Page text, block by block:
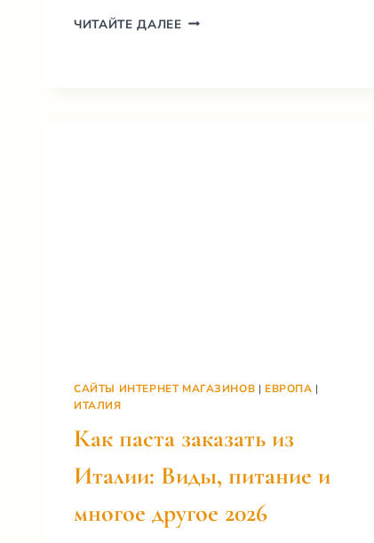
ЧИТАЙТЕ ДАЛЕЕ8
САЙТЫ ИНТЕРНЕТ МАГАЗИНОВ | ЕВРОПА |
ИТАЛИЯ
Как паста заказать из
Италии: Виды, питание и
многое другое 2026